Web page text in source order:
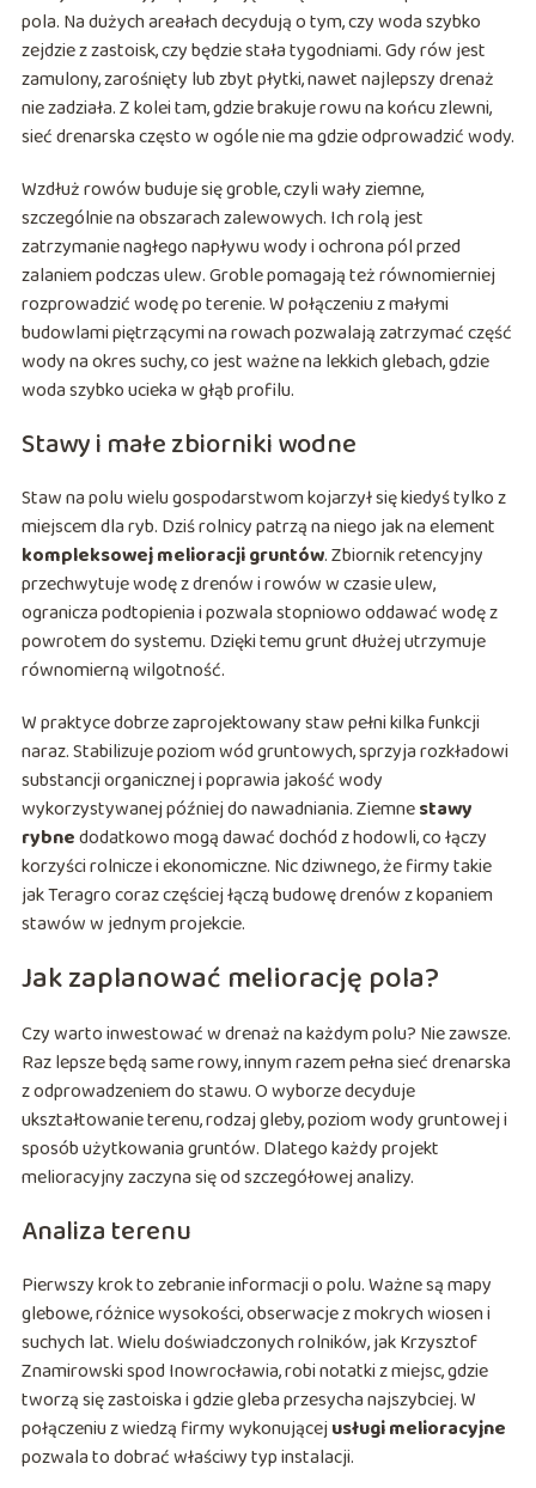
pola. Na dużych areałach decydują o tym, czy woda szybko
zejdzie z zastoisk, czy będzie stała tygodniami. Gdy rów jest
zamulony, zarośnięty lub zbyt płytki, nawet najlepszy drenaż
nie zadziała. Z kolei tam, gdzie brakuje rowu na końcu zlewni,
sieć drenarska często w ogóle nie ma gdzie odprowadzić wody.
Wzdłuż rowów buduje się groble, czyli wały ziemne,
szczególnie na obszarach zalewowych. Ich rolą jest
zatrzymanie nagłego napływu wody i ochrona pól przed
zalaniem podczas ulew. Groble pomagają też równomierniej
rozprowadzić wodę po terenie. W połączeniu z małymi
budowlami piętrzącymi na rowach pozwalają zatrzymać część
wody na okres suchy, co jest ważne na lekkich glebach, gdzie
woda szybko ucieka w głąb profilu.
Stawy i małe zbiorniki wodne
Staw na polu wielu gospodarstwom kojarzył się kiedyś tylko z
miejscem dla ryb. Dziś rolnicy patrzą na niego jak na element
kompleksowej melioracji gruntów. Zbiornik retencyjny
przechwytuje wodę z drenów i rowów w czasie ulew,
ogranicza podtopienia i pozwala stopniowo oddawać wodę z
powrotem do systemu. Dzięki temu grunt dłużej utrzymuje
równomierną wilgotność.
W praktyce dobrze zaprojektowany staw pełni kilka funkcji
naraz. Stabilizuje poziom wód gruntowych, sprzyja rozkładowi
substancji organicznej i poprawia jakość wody
wykorzystywanej później do nawadniania. Ziemnestawy
rybnedodatkowo mogą dawać dochód z hodowli, co łączy
korzyści rolnicze i ekonomiczne. Nic dziwnego, że firmy takie
jak Teragro coraz częściej łączą budowę drenów z kopaniem
stawów w jednym projekcie.
Jak zaplanować meliorację pola?
Czy warto inwestować w drenaż na każdym polu? Nie zawsze.
Raz lepsze będą same rowy, innym razem pełna sieć drenarska
z odprowadzeniem do stawu. O wyborze decyduje
ukształtowanie terenu, rodzaj gleby, poziom wody gruntowej i
sposób użytkowania gruntów. Dlatego każdy projekt
melioracyjny zaczyna się od szczegółowej analizy.
Analiza terenu
Pierwszy krok to zebranie informacji o polu. Ważne są mapy
glebowe, różnice wysokości, obserwacje z mokrych wiosen i
suchych lat. Wielu doświadczonych rolników, jak Krzysztof
Znamirowski spod Inowrocławia, robi notatki z miejsc, gdzie
tworzą się zastoiska i gdzie gleba przesycha najszybciej. W
połączeniu z wiedzą firmy wykonującejusługi melioracyjne
pozwala to dobrać właściwy typ instalacji.